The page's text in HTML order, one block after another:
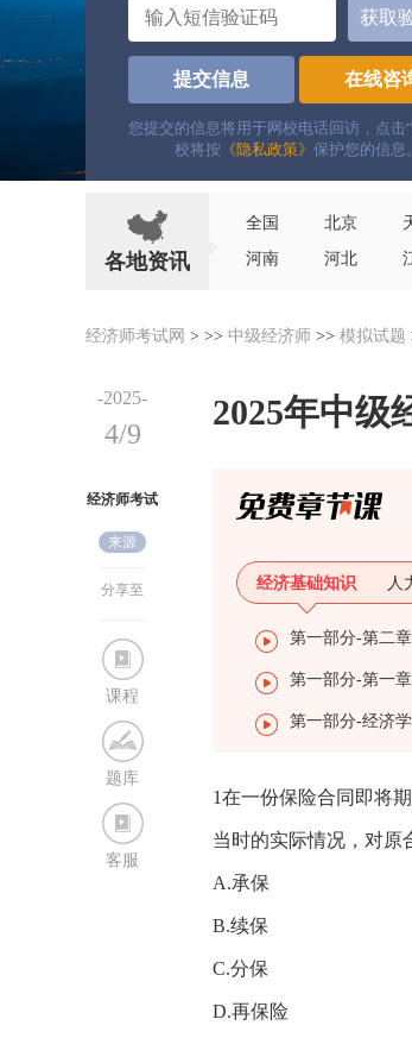
获取
提交信息 在线咨
您提交的信息将用于网校电话回访，点击
校将按 《隐私政策》 保护您的信息。
各地资讯
全国 北京
河南
河北
经济师考试网 > >> 中级经济师 >> 模拟试题
-2025-
4/9
经济师考试
网
来源
分享至
课程
题库
客服
2025年中级
经济基础知识 人
第一部分-第二
第一部分-经济
1在一份保险合同即将
当时的实际情况，对原
A.承保
B.续保
C.分保
D.再保险